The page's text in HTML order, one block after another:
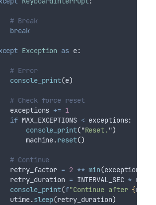
# Break
break
Exception as e:
# Error
console_print(e)
# Check force reset
exceptions
+= 1
if MAX_EXCEPTIONS < exceptions:
console_print("Reset. ")
machine
.reset()
# Continue
retry_factor
= 2 ** min(exceptions
retry_duration
= INTERVAL_SEC *
console_print(f"Continue after {
utime
.sleep(retry_duration)